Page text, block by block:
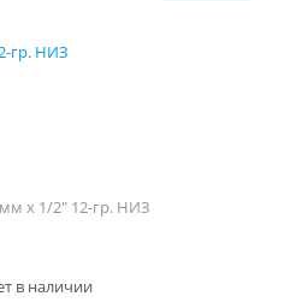
х 1/2" 12-гр. НИЗ
в наличии